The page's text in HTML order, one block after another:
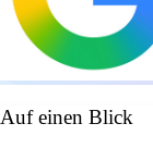
Auf einen Blick